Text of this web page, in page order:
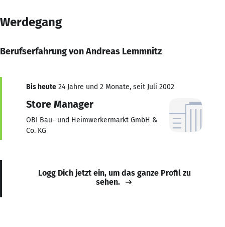
Werdegang
Berufserfahrung von Andreas Lemmnitz
Bis heute 24 Jahre und 2 Monate, seit Juli 2002
Store Manager
OBI Bau- und Heimwerkermarkt GmbH &
Co. KG
Logg Dich jetzt ein, um das ganze Profil zu
sehen.